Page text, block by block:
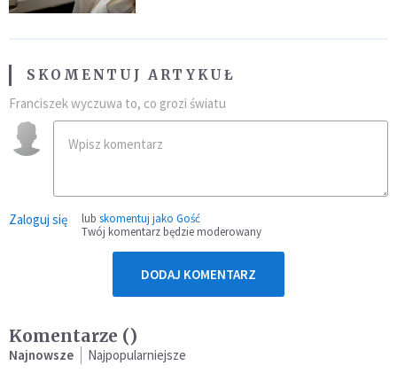
SKOMENTUJ ARTYKUŁ
Franciszek wyczuwa to, co grozi światu
Zaloguj się lub skomentuj jako Gość
Twój komentarz będzie moderowany
DODAJ KOMENTARZ
Komentarze ()
Najnowsze Najpopularniejsze